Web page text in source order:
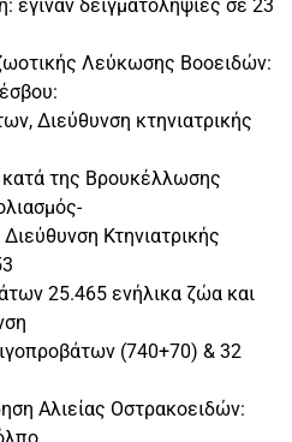
έγιναν δειγματοληψίες σε 23
Λεύκωσης Βοοειδών:
Διεύθυνση κτηνιατρικής
της Βρουκέλλωσης
Κτηνιατρικής
25.465 ενήλικα ζώα και
(740+70) & 32
Αλιείας Οστρακοειδών: